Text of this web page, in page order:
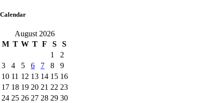
Calendar
August 2026
M T W T F S
S
1
2
3
4 5 6 7 8
9
10 11 12 13 14 15 16
17 18 19 20 21 22 23
24 25 26 27 28 29 30